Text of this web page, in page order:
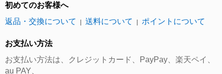
初めてのお客様へ
返品・交換について
｜ 送料について ｜ ポイントについて
お支払い方法
お支払い方法は、クレジットカード、PayPay、楽天ペイ、
au PAY、